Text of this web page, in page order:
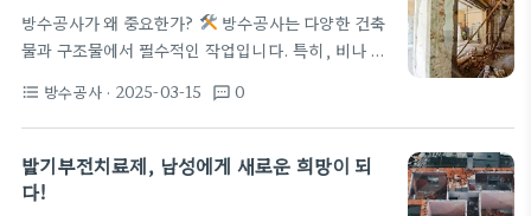
방수공사가 왜 중요한가?
방수공사는 다양한 건축
물과 구조물에서 필수적인 작업입니다. 특히, 비나 습
빠른 시간 안에 문제가 발생할 수 있습니다. 물이 스며
들게 되면 구조물은 손상되고, 곰팡이나 세균이 생길
수 있습니다. 이를 방지하기 위해 방수공사를 철저히
진행해야 합니다. 방수공사의 종류
format_list_bulleted 방수공사 · 2025-03-15 textsms 0
발기부전치료제, 남성에게 새로운 희망이 되
다!